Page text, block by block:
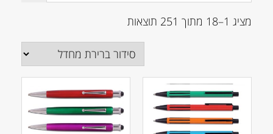
מציג 1–18 מתוך 251 תוצאות